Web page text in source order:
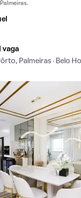
vaga
Palmeiras · Belo